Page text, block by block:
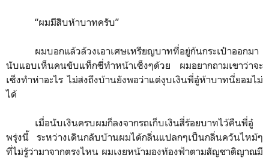
“ผมมีสิบห้าบาทครับ”
ผมบอกแล้วล้วงเอาเศษเหรียญบาทที่อยู่ก้นกระเป๋าออกมา
นับแอบเห็นคนขับแท็กซี่ทำหน้าเซ็งๆด้วย ผมอยากถามเขาว่าจะ
เซ็งทำห่าอะไร ไม่ส่งถึงบ้านยังพอว่าแต่งุบเงินพี่อู๋ห้าบาทนี่ยอมไม่
ได้
เมื่อนับเงินครบผมก็ลงจากรถเก็บเงินสี่ร้อยบาทไว้คืนพี่อู๋
พรุ่งนี้ ระหว่างเดินกลับบ้านผมได้กลิ่นแปลกๆเป็นกลิ่นควันไหม้ๆ
ที่ไม่รู้ว่ามาจากตรงไหน ผมเงยหน้ามองท้องฟ้าตามสัญชาติญาณมี